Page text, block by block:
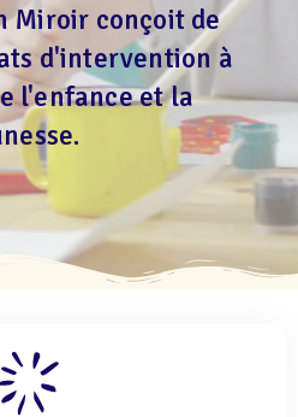
Miroir conçoit de
d'intervention à
l'enfance et la